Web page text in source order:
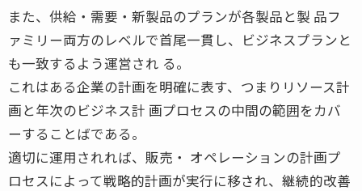
また、供給・需要・新製品のプランが各製品と製 品フ
ァミリー両方のレベルで首尾一貫し、ビジネスプランと
も一致するよう運営され る。
これはある企業の計画を明確に表す、つまりリソース計
画と年次のビジネス計 画プロセスの中間の範囲をカバ
ーすることばである。
適切に運用されれば、販売・ オペレーションの計画プ
ロセスによって戦略的計画が実行に移され、継続的改善